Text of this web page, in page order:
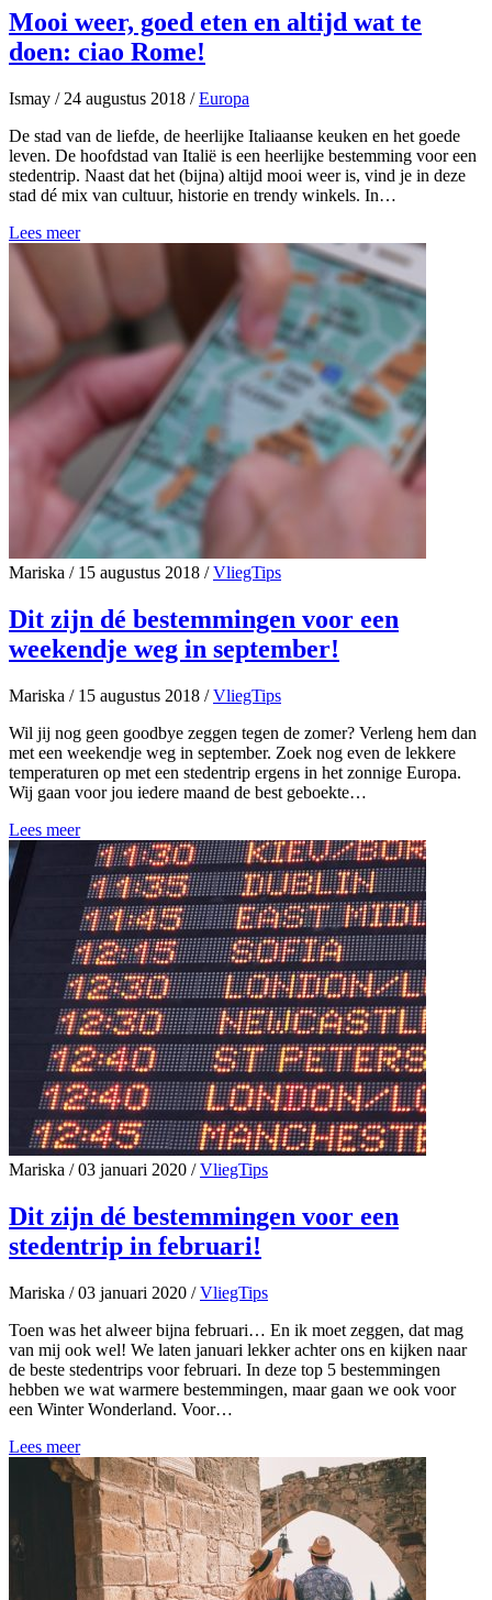
Mooi weer, goed eten en altijd wat te
doen: ciao Rome!
Ismay /24 augustus 2018 / Europa
De stad van de liefde, de heerlijke Italiaanse keuken en het goede
leven. De hoofdstad van Italië is een heerlijke bestemming voor een
stedentrip. Naast dat het (bijna) altijd mooi weer is, vind je in deze
stad dé mix van cultuur, historie en trendy winkels. In…
Lees meer
Mariska /15 augustus 2018 / VliegTips
Dit zijn dé bestemmingen voor een
weekendje weg in september!
Mariska /15 augustus 2018 / VliegTips
Wil jij nog geen goodbye zeggen tegen de zomer? Verleng hem dan
met een weekendje weg in september. Zoek nog even de lekkere
temperaturen op met een stedentrip ergens in het zonnige Europa.
Wij gaan voor jou iedere maand de best geboekte…
Lees meer
Mariska /03 januari 2020 / VliegTips
Dit zijn dé bestemmingen voor een
stedentrip in februari!
Mariska /03 januari 2020 / VliegTips
Toen was het alweer bijna februari… En ik moet zeggen, dat mag
van mij ook wel! We laten januari lekker achter ons en kijken naar
de beste stedentrips voor februari. In deze top 5 bestemmingen
hebben we wat warmere bestemmingen, maar gaan we ook voor
een Winter Wonderland. Voor…
Lees meer